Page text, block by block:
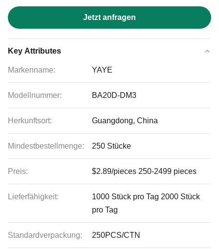
Jetzt anfragen
Key Attributes
Markenname: YAYE
Modellnummer: BA20D-DM3
Herkunftsort: Guangdong, China
Mindestbestellmenge: 250 Stücke
Preis: $2.89/pieces 250-2499 pieces
Lieferfähigkeit:
1000 Stück pro Tag 2000 Stück
pro Tag
Standardverpackung: 250PCS/CTN